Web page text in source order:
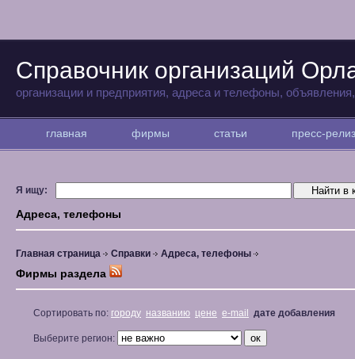
Справочник организаций
организации и предприятия, адреса и телефоны,
главная фирмы статьи пресс-
Я ищу:
Адреса, телефоны
Главная страница Справки Адреса, телефоны
Фирмы раздела
Сортировать по: городу названию цене e-mail дате добавления
Выберите регион: